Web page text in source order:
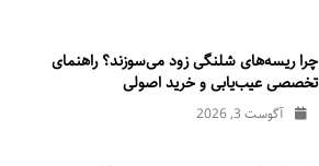
چرا ریسه‌های شلنگی زود می‌سوزند؟ راهنمای
تخصصی عیب‌یابی و خرید اصولی
آگوست 3, 2026